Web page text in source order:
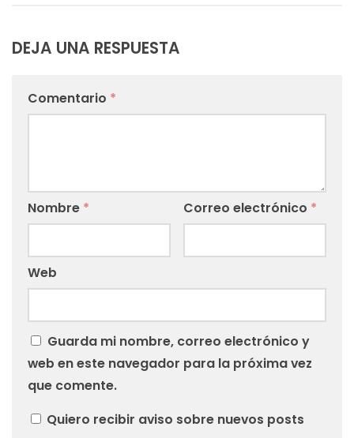
DEJA UNA RESPUESTA
Comentario *
Nombre * Correo electrónico *
Web
Guarda mi nombre, correo electrónico y
web en este navegador para la próxima vez
que comente.
Quiero recibir aviso sobre nuevos posts